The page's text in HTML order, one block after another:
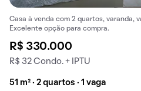
Casa à venda com 2 quartos, varanda,
Excelente opção para compra.
R$ 330.000
R$ 32 Condo. + IPTU
51 m² · 2 quartos · 1 vaga